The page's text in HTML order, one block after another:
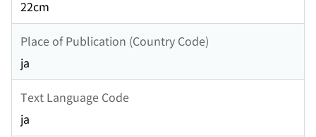
22cm
Place of Publication (Country Code)
ja
Text Language Code
ja